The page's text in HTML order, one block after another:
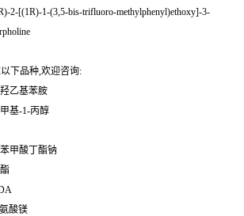
2-[(1R)-1-(3,5-bis-trifluoro-methylphenyl)ethoxy]-3-
下品种,欢迎咨询:
乙基苯胺
基-1-丙醇
甲酸丁酯钠
酸镁